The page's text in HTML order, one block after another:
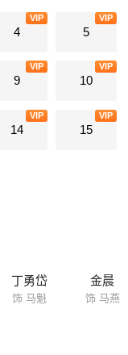
4
VIP
5
VIP
9
VIP
10
VIP
14
VIP
15
VIP
丁勇岱
饰 马魁
金晨
饰 马燕